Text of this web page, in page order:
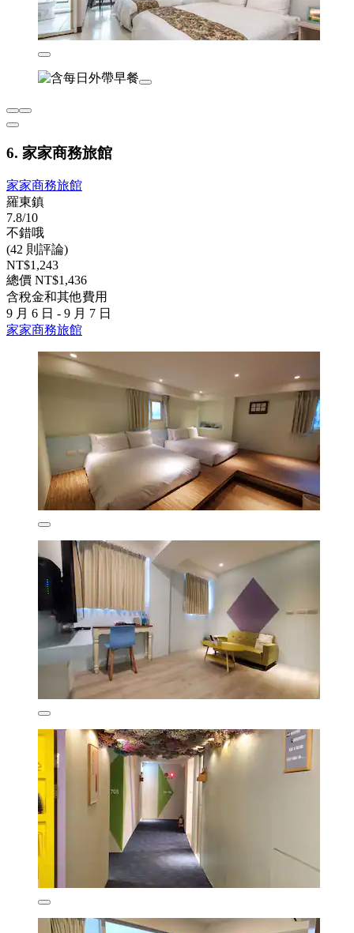
6. 家家商務旅館
家家商務旅館
羅東鎮
7.8/10
不錯哦
(42 則評論)
NT$1,243
總價 NT$1,436
含稅金和其他費用
9 月 6 日 - 9 月 7 日
家家商務旅館